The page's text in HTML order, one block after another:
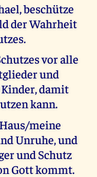
beschütze
der Wahrheit
vor alle
und
damit
kann.
meine
Unruhe, und
und Schutz
Gott kommt.